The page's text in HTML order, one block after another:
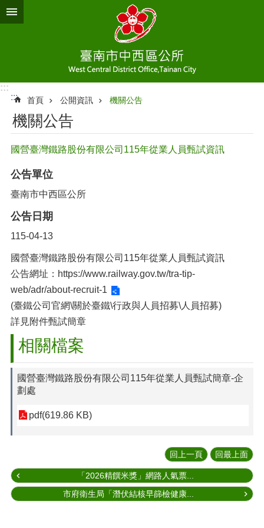
跳到主要內容區塊
:::
:::
首頁 公開資訊 機關公告
機關公告
國營臺灣鐵路股份有限公司115年從業人員甄試資訊
公告單位
臺南市中西區公所
公告日期
115-04-13
國營臺灣鐵路股份有限公司115年從業人員甄試資訊
公告網址： https://www.railway.gov.tw/tra-tip-
web/adr/about-recruit-1
(臺鐵公司官網\關於臺鐵\行政與人員招募\人員招募)
詳見附件甄試簡章
相關檔案
國營臺灣鐵路股份有限公司115年從業人員甄試簡章-企
劃處
pdf(619.86 KB)
回上一頁 回最上面
「2026精饌米獎」網路人氣票...
市府衛生局「潛伏結核早篩檢健康...